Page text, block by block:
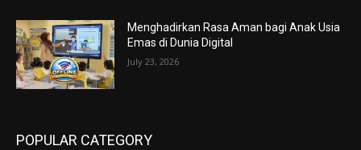
Menghadirkan Rasa Aman bagi Anak Usia
Emas di Dunia Digital
July 23, 2026
POPULAR CATEGORY